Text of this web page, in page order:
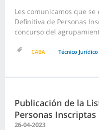
Les comunicamos que
Definitiva de Personas
concurso del
CABA Técnico Jurídico
Publicación de la
Personas Inscriptas
26-04-2023